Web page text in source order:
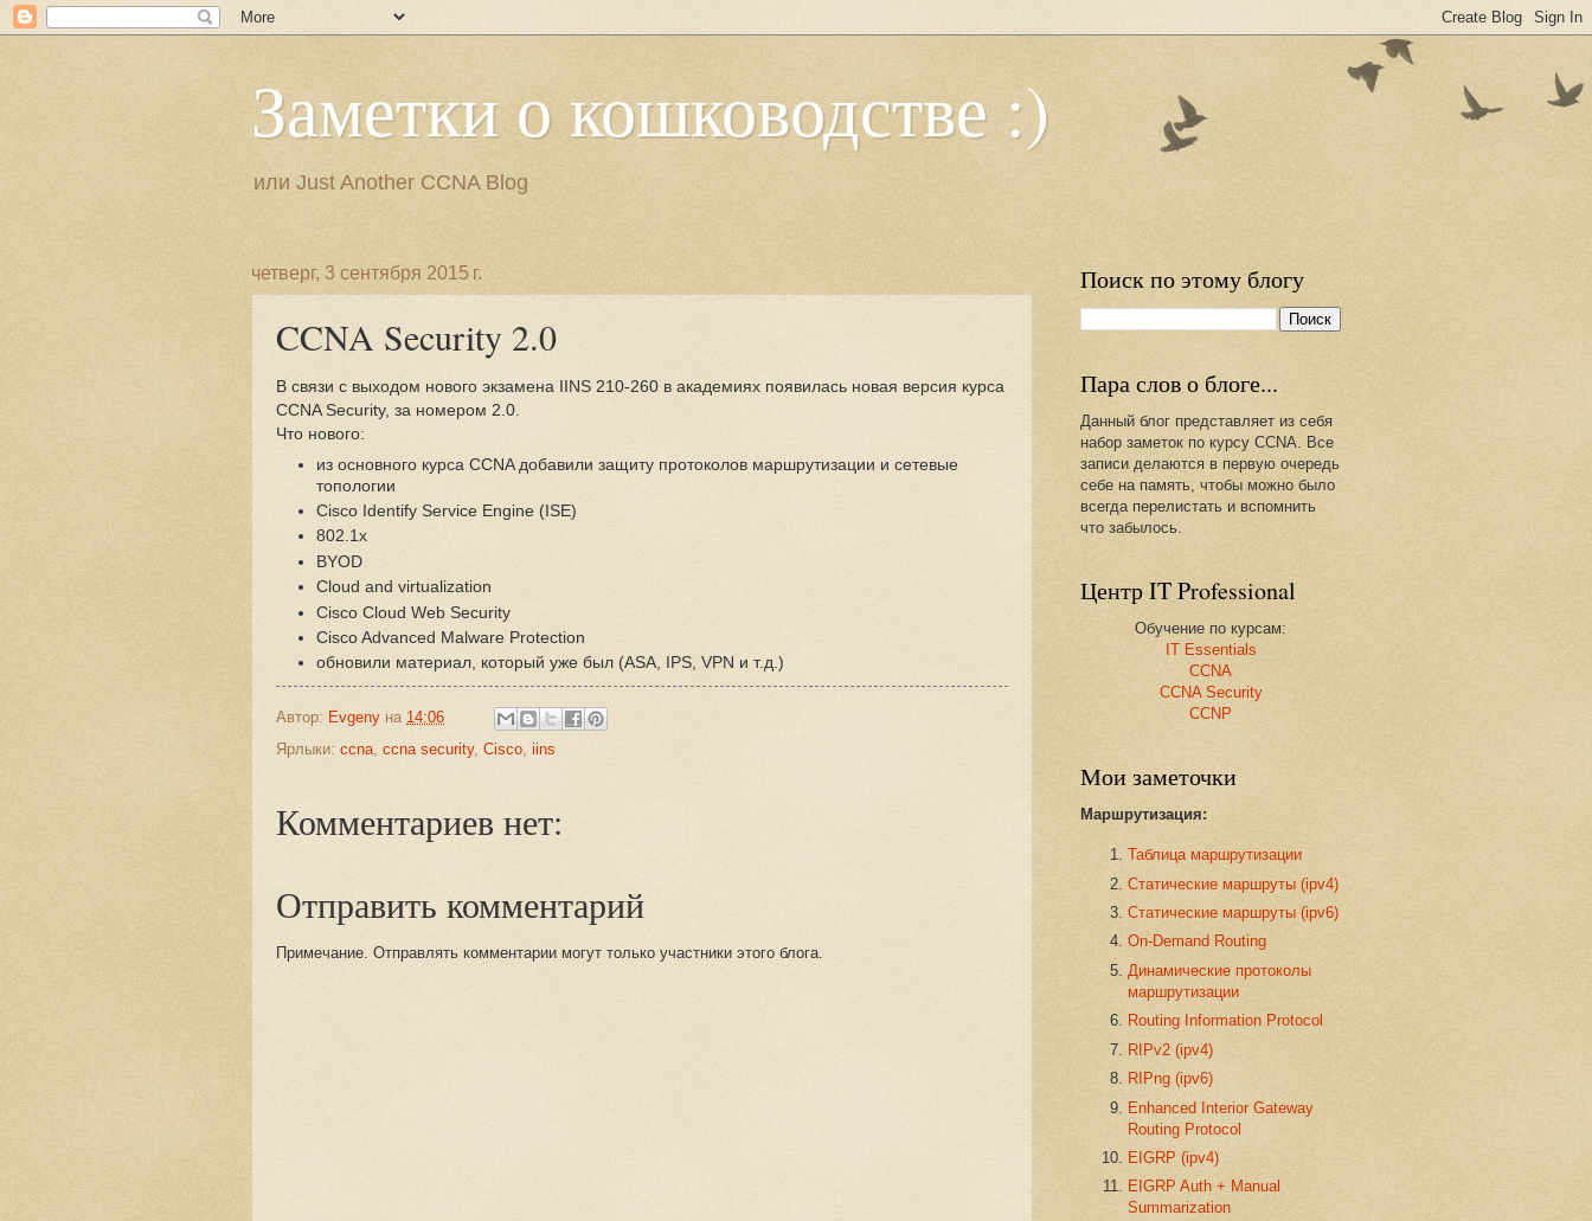
Заметки о кошководстве :)
или Just Another CCNA Blog
четверг, 3 сентября 2015 г.
CCNA Security 2.0
В связи с выходом нового экзамена IINS 210-260 в академиях появилась новая версия курса
CCNA Security, за номером 2.0.
Что нового:
из основного курса CCNA добавили защиту протоколов маршрутизации и сетевые
топологии
Cisco Identify Service Engine (ISE)
802.1x
BYOD
Cloud and virtualization
Cisco Cloud Web Security
Cisco Advanced Malware Protection
обновили материал, который уже был (ASA, IPS, VPN и т.д.)
Автор: Evgeny на 14:06
Ярлыки: ccna ccna security, Cisco iins
Комментариев нет:
Отправить комментарий
Примечание. Отправлять комментарии могут только участники этого блога.
Поиск по этому блогу
Пара слов о блоге...
Данный блог представляет из себя
набор заметок по курсу CCNA. Все
записи делаются в первую очередь
себе на память, чтобы можно было
всегда перелистать и вспомнить
что забылось.
Центр IT Professional
Обучение по курсам:
IT Essentials
CCNA
CCNA Security
CCNP
Мои заметочки
Маршрутизация:
Таблица маршрутизации
Статические маршруты (ipv4)
Статические маршруты (ipv6)
On-Demand Routing
Динамические протоколы
маршрутизации
Routing Information Protocol
RIPv2 (ipv4)
RIPng (ipv6)
Enhanced Interior Gateway
Routing Protocol
EIGRP (ipv4)
EIGRP Auth + Manual
Summarization